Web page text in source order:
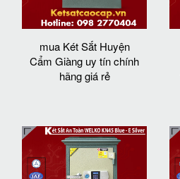
mua Két Sắt Huyện
Cẩm Giàng uy tín chính
hãng giá rẻ